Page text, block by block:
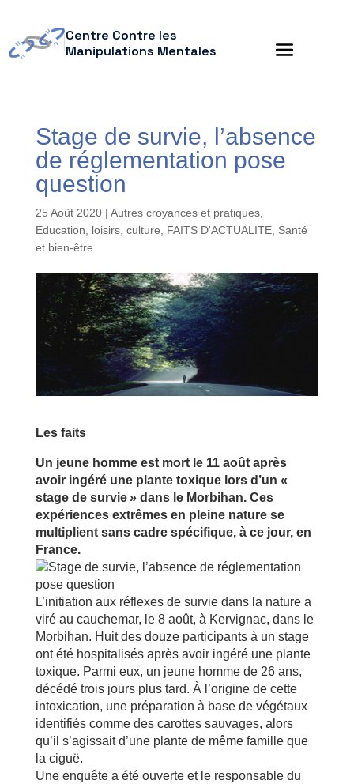
Centre Contre les
Manipulations Mentales
Stage de survie, l’absence
de réglementation pose
question
25 Août 2020| Autres croyances et pratiques,
Education, loisirs, culture
FAITS D'ACTUALITE, Santé
et bien-être
Les faits
Un jeune homme est mort le 11 août après
avoir ingéré une plante toxique lors d’un «
stage de survie » dans le Morbihan. Ces
expériences extrêmes en pleine nature se
multiplient sans cadre spécifique, à ce jour, en
France.
L’initiation aux réflexes de survie dans la nature a
viré au cauchemar, le 8 août, à Kervignac, dans le
Morbihan. Huit des douze participants à un stage
ont été hospitalisés après avoir ingéré une plante
toxique. Parmi eux, un jeune homme de 26 ans,
décédé trois jours plus tard. À l’origine de cette
intoxication, une préparation à base de végétaux
identifiés comme des carottes sauvages, alors
qu’il s’agissait d’une plante de même famille que
la ciguë.
Une enquête a été ouverte et le responsable du